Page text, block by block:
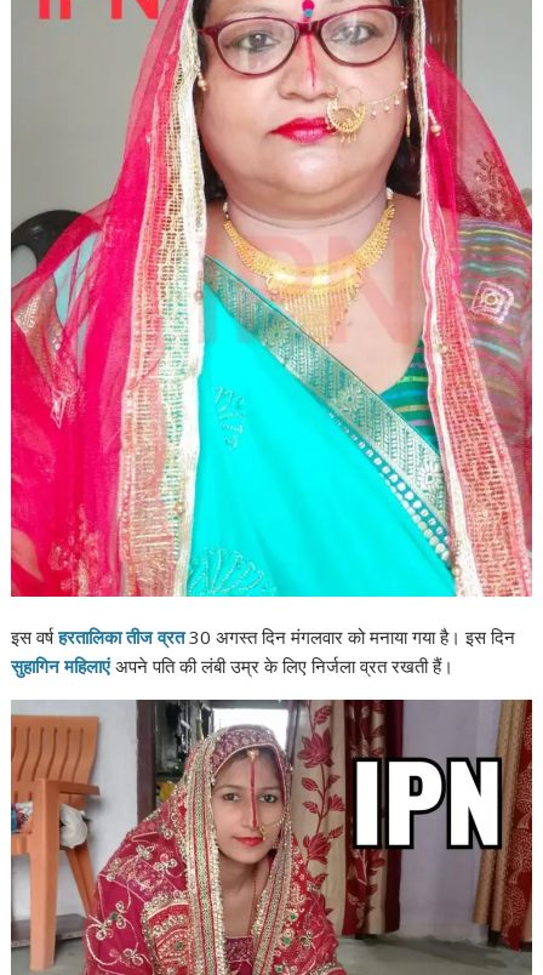
इस वर्षहर​तालिका तीज व्रत30 अगस्त दिन मंगलवार को मनाया गया है। इस दिन
सुहागिन महिलाएंअपने पति की लंबी उम्र के लिए निर्जला व्रत रखती हैं।